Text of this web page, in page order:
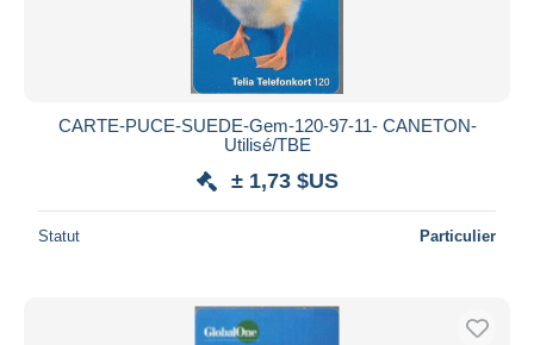
CARTE-PUCE-SUEDE-Gem-120-97-11- CANETON-
Utilisé/TBE
± 1,73 $US
Statut Particulier